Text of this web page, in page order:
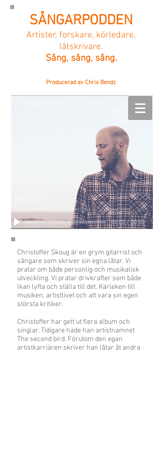
SÅNGARPODDEN
Artister, forskare, körledare,
låtskrivare.
Sång, sång, sång.
Producerad av Chris Bendz
Christoffer Skoug - Singer / Songwriter
00:00/00:00
Christoffer Skoug är en grym gitarrist och
sångare som skriver sin egna låtar. Vi
pratar om både personlig och musikalisk
utveckling. Vi pratar drivkrafter som både
lkan lyfta och ställa till det. Kärleken till
musiken, artistlivet och att vara sin egen
största kritiker.
Christoffer har gett ut flera album och
singlar. Tidigare hade han artistnamnet
The second bird. Förutom den egan
artistkarriären skriver han låtar åt andra